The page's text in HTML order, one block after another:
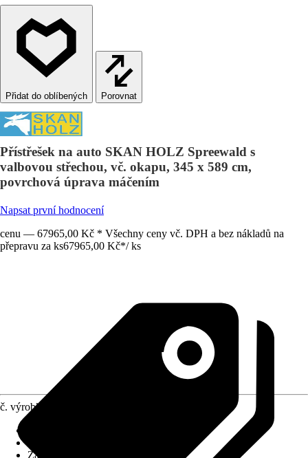
Porovnat
Přístřešek na auto SKAN HOLZ Spreewald s
valbovou střechou, vč. okapu, 345 x 589 cm,
povrchová úprava máčením
Napsat první hodnocení
cenu — 67965,00 Kč * Všechny ceny vč. DPH a bez nákladů na
přepravu za ks67965,00 Kč*/ ks
č. výrobku
Zatížení sněhem